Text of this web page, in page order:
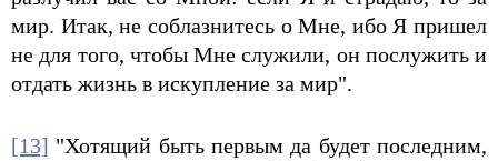
мир. Итак, не соблазнитесь о Мне, ибо Я пришел
не для того, чтобы Мне служили, он послужить и
отдать жизнь в искупление за мир".
[13] "Хотящий быть первым да будет последним,